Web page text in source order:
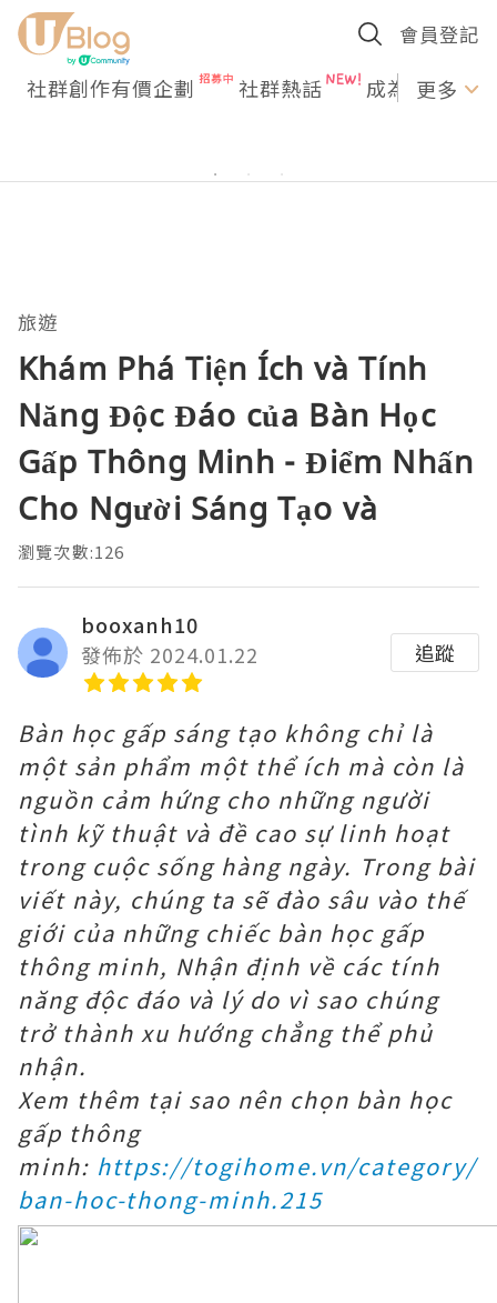
會員登記
社群創作有價企劃 社群熱話 成為U更多
旅遊
Khám Phá Tiện Ích và Tính
Năng Độc Đáo của Bàn Học
Gấp Thông Minh - Điểm Nhấn
Cho Người Sáng Tạo và
瀏覽次數:126
booxanh10
發佈於 2024.01.22
追蹤
Bàn học gấp sáng tạo không chỉ là
một sản phẩm một thể ích mà còn là
nguồn cảm hứng cho những người
tình kỹ thuật và đề cao sự linh hoạt
trong cuộc sống hàng ngày. Trong bài
viết này, chúng ta sẽ đào sâu vào thế
giới của những chiếc bàn học gấp
thông minh, Nhận định về các tính
năng độc đáo và lý do vì sao chúng
trở thành xu hướng chẳng thể phủ
nhận.
Xem thêm tại sao nên chọn bàn học
gấp thông
minh: https://togihome.vn/category/
ban-hoc-thong-minh.215